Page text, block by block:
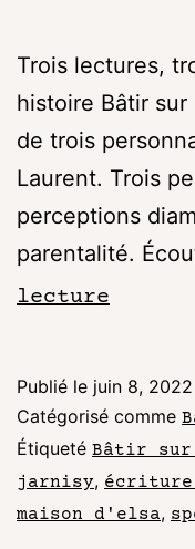
Trois lectures,
histoire Bâtir
de trois
Laurent. Trois
perceptions
parentalité.
lecture
Publié le juin 8, 2022
Catégorisé comme
Étiqueté Bâtir
jarnisy, écriture
maison d'elsa,